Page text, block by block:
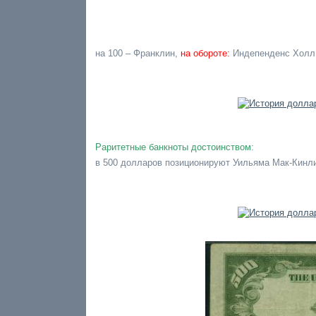
на 100 – Франклин, на обороте: Индепенденс Холл
Раритетные банкноты достоинством:
в 500 долларов позиционируют Уильяма Мак-